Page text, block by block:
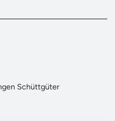
Schüttgüter